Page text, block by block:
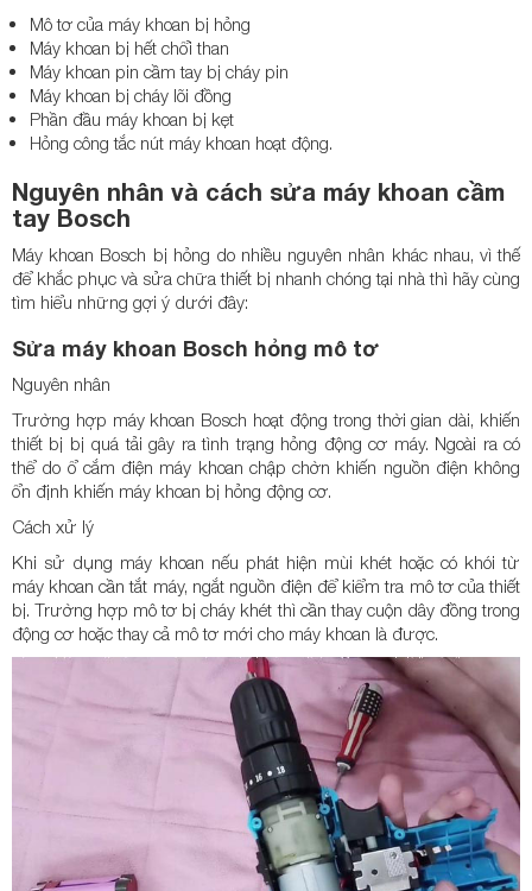
Mô tơ của máy khoan bị hỏng
Máy khoan bị hết chổi than
Máy khoan pin cầm tay bị cháy pin
Máy khoan bị cháy lõi đồng
Phần đầu máy khoan bị kẹt
Hỏng công tắc nút máy khoan hoạt động.
Nguyên nhân và cách sửa máy khoan cầm
tay Bosch
Máy khoan Bosch bị hỏng do nhiều nguyên nhân khác nhau, vì thế
để khắc phục và sửa chữa thiết bị nhanh chóng tại nhà thì hãy cùng
tìm hiểu những gợi ý dưới đây:
Sửa máy khoan Bosch hỏng mô tơ
Nguyên nhân
Trường hợp máy khoan Bosch hoạt động trong thời gian dài, khiến
thiết bị bị quá tải gây ra tình trạng hỏng động cơ máy. Ngoài ra có
thể do ổ cắm điện máy khoan chập chờn khiến nguồn điện không
ổn định khiến máy khoan bị hỏng động cơ.
Cách xử lý
Khi sử dụng máy khoan nếu phát hiện mùi khét hoặc có khói từ
máy khoan cần tắt máy, ngắt nguồn điện để kiểm tra mô tơ của thiết
bị. Trường hợp mô tơ bị cháy khét thì cần thay cuộn dây đồng trong
động cơ hoặc thay cả mô tơ mới cho máy khoan là được.